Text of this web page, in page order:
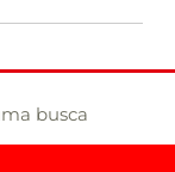
busca